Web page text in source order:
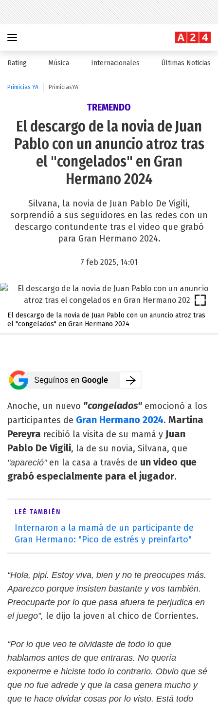
Rating Música Internacionales Últimas Noticias
Primicias YA PrimiciasYA
TREMENDO
El descargo de la novia de Juan
Pablo con un anuncio atroz tras
el "congelados" en Gran
Hermano 2024
Silvana, la novia de Juan Pablo De Vigili,
sorprendió a sus seguidores en las redes con un
descargo contundente tras el video que grabó
para Gran Hermano 2024.
7 feb 2025, 14:01
El descargo de la novia de Juan Pablo con un anuncio atroz tras
el "congelados" en Gran Hermano 2024
Anoche, un nuevo "congelados" emocionó a los
participantes de Gran Hermano 2024. Martina
Pereyra recibió la visita de su mamá y Juan
Pablo De Vigili, la de su novia, Silvana, que
"apareció" en la casa a través de un video que
grabó especialmente para el jugador.
LEÉ TAMBIÉN
Internaron a la mamá de un participante de
Gran Hermano: "Pico de estrés y preinfarto"
“Hola, pipi. Estoy viva, bien y no te preocupes más.
Aparezco porque insisten bastante y vos también.
Preocuparte por lo que pasa afuera te perjudica en
el juego”, le dijo la joven al chico de Corrientes.
“Por lo que veo te olvidaste de todo lo que
hablamos antes de que entraras. No quería
exponerme e hiciste todo lo contrario. Obvio que sé
que no fue adrede y que la casa genera mucho y
que te hace olvidar cosas por lo visto. Está todo